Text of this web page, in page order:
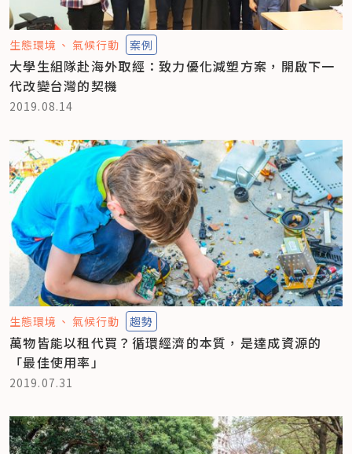
生態環境 氣候行動 案例
大學生組隊赴海外取經：致力優化減塑方案，開啟下一
代改變台灣的契機
2019.08.14
生態環境 氣候行動 趨勢
萬物皆能以租代買？循環經濟的本質，是達成資源的
「最佳使用率」
2019.07.31